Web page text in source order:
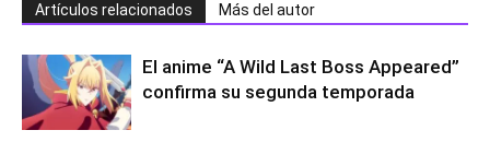
Artículos relacionados Más del autor
El anime “A Wild Last Boss Appeared”
confirma su segunda temporada